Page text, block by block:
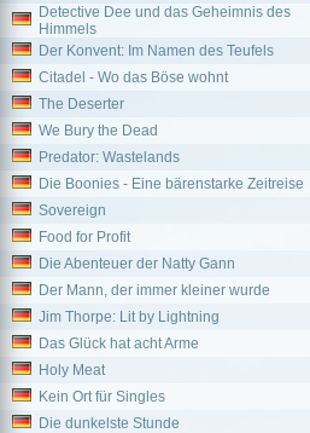
Detective Dee und das Geheimnis des
Himmels
Der Konvent: Im Namen des Teufels
Citadel - Wo das Böse wohnt
The Deserter
We Bury the Dead
Predator: Wastelands
Die Boonies - Eine bärenstarke Zeitreise
Sovereign
Food for Profit
Die Abenteuer der Natty Gann
Der Mann, der immer kleiner wurde
Jim Thorpe: Lit by Lightning
Das Glück hat acht Arme
Holy Meat
Kein Ort für Singles
Die dunkelste Stunde